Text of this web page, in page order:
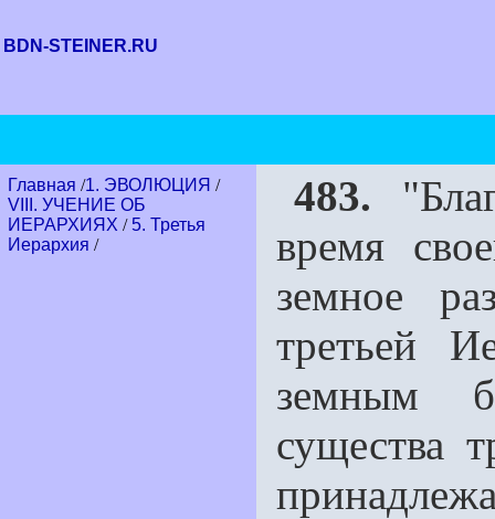
BDN-STEINER.RU
Главная /1. ЭВОЛЮЦИЯ /
VIII. УЧЕНИЕ ОБ
ИЕРАРХИЯХ /5. Третья
Иерархия /
483.
время
земное
третьей
земным
существа